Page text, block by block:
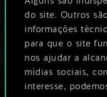
do site. Outros
informações
para que o site
nos ajudar a
mídias sociais,
interesse,
ser
Dê um nome
um guia